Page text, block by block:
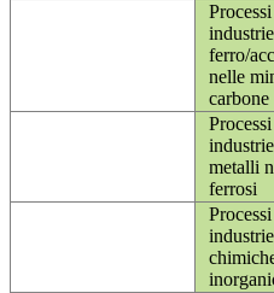
ferro/
nelle
carbone
metalli
ferrosi
industrie